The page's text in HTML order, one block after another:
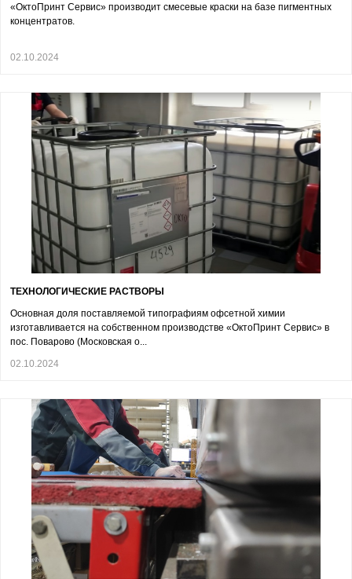
«ОктоПринт Сервис» производит смесевые краски на базе пигментных
концентратов.
02.10.2024
ТЕХНОЛОГИЧЕСКИЕ РАСТВОРЫ
Основная доля поставляемой типографиям офсетной химии
изготавливается на собственном производстве «ОктоПринт Сервис» в
пос. Поварово (Московская о...
02.10.2024